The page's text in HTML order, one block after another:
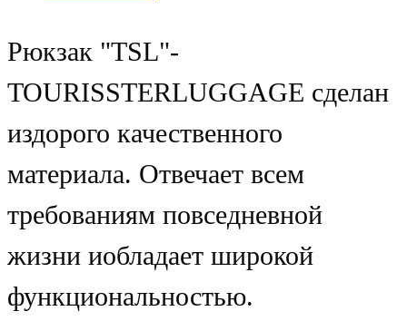
Рюкзак "TSL"-
TOURISSTERLUGGAGE сделан
издорого качественного
материала. Отвечает всем
требованиям повседневной
жизни иобладает широкой
функциональностью.